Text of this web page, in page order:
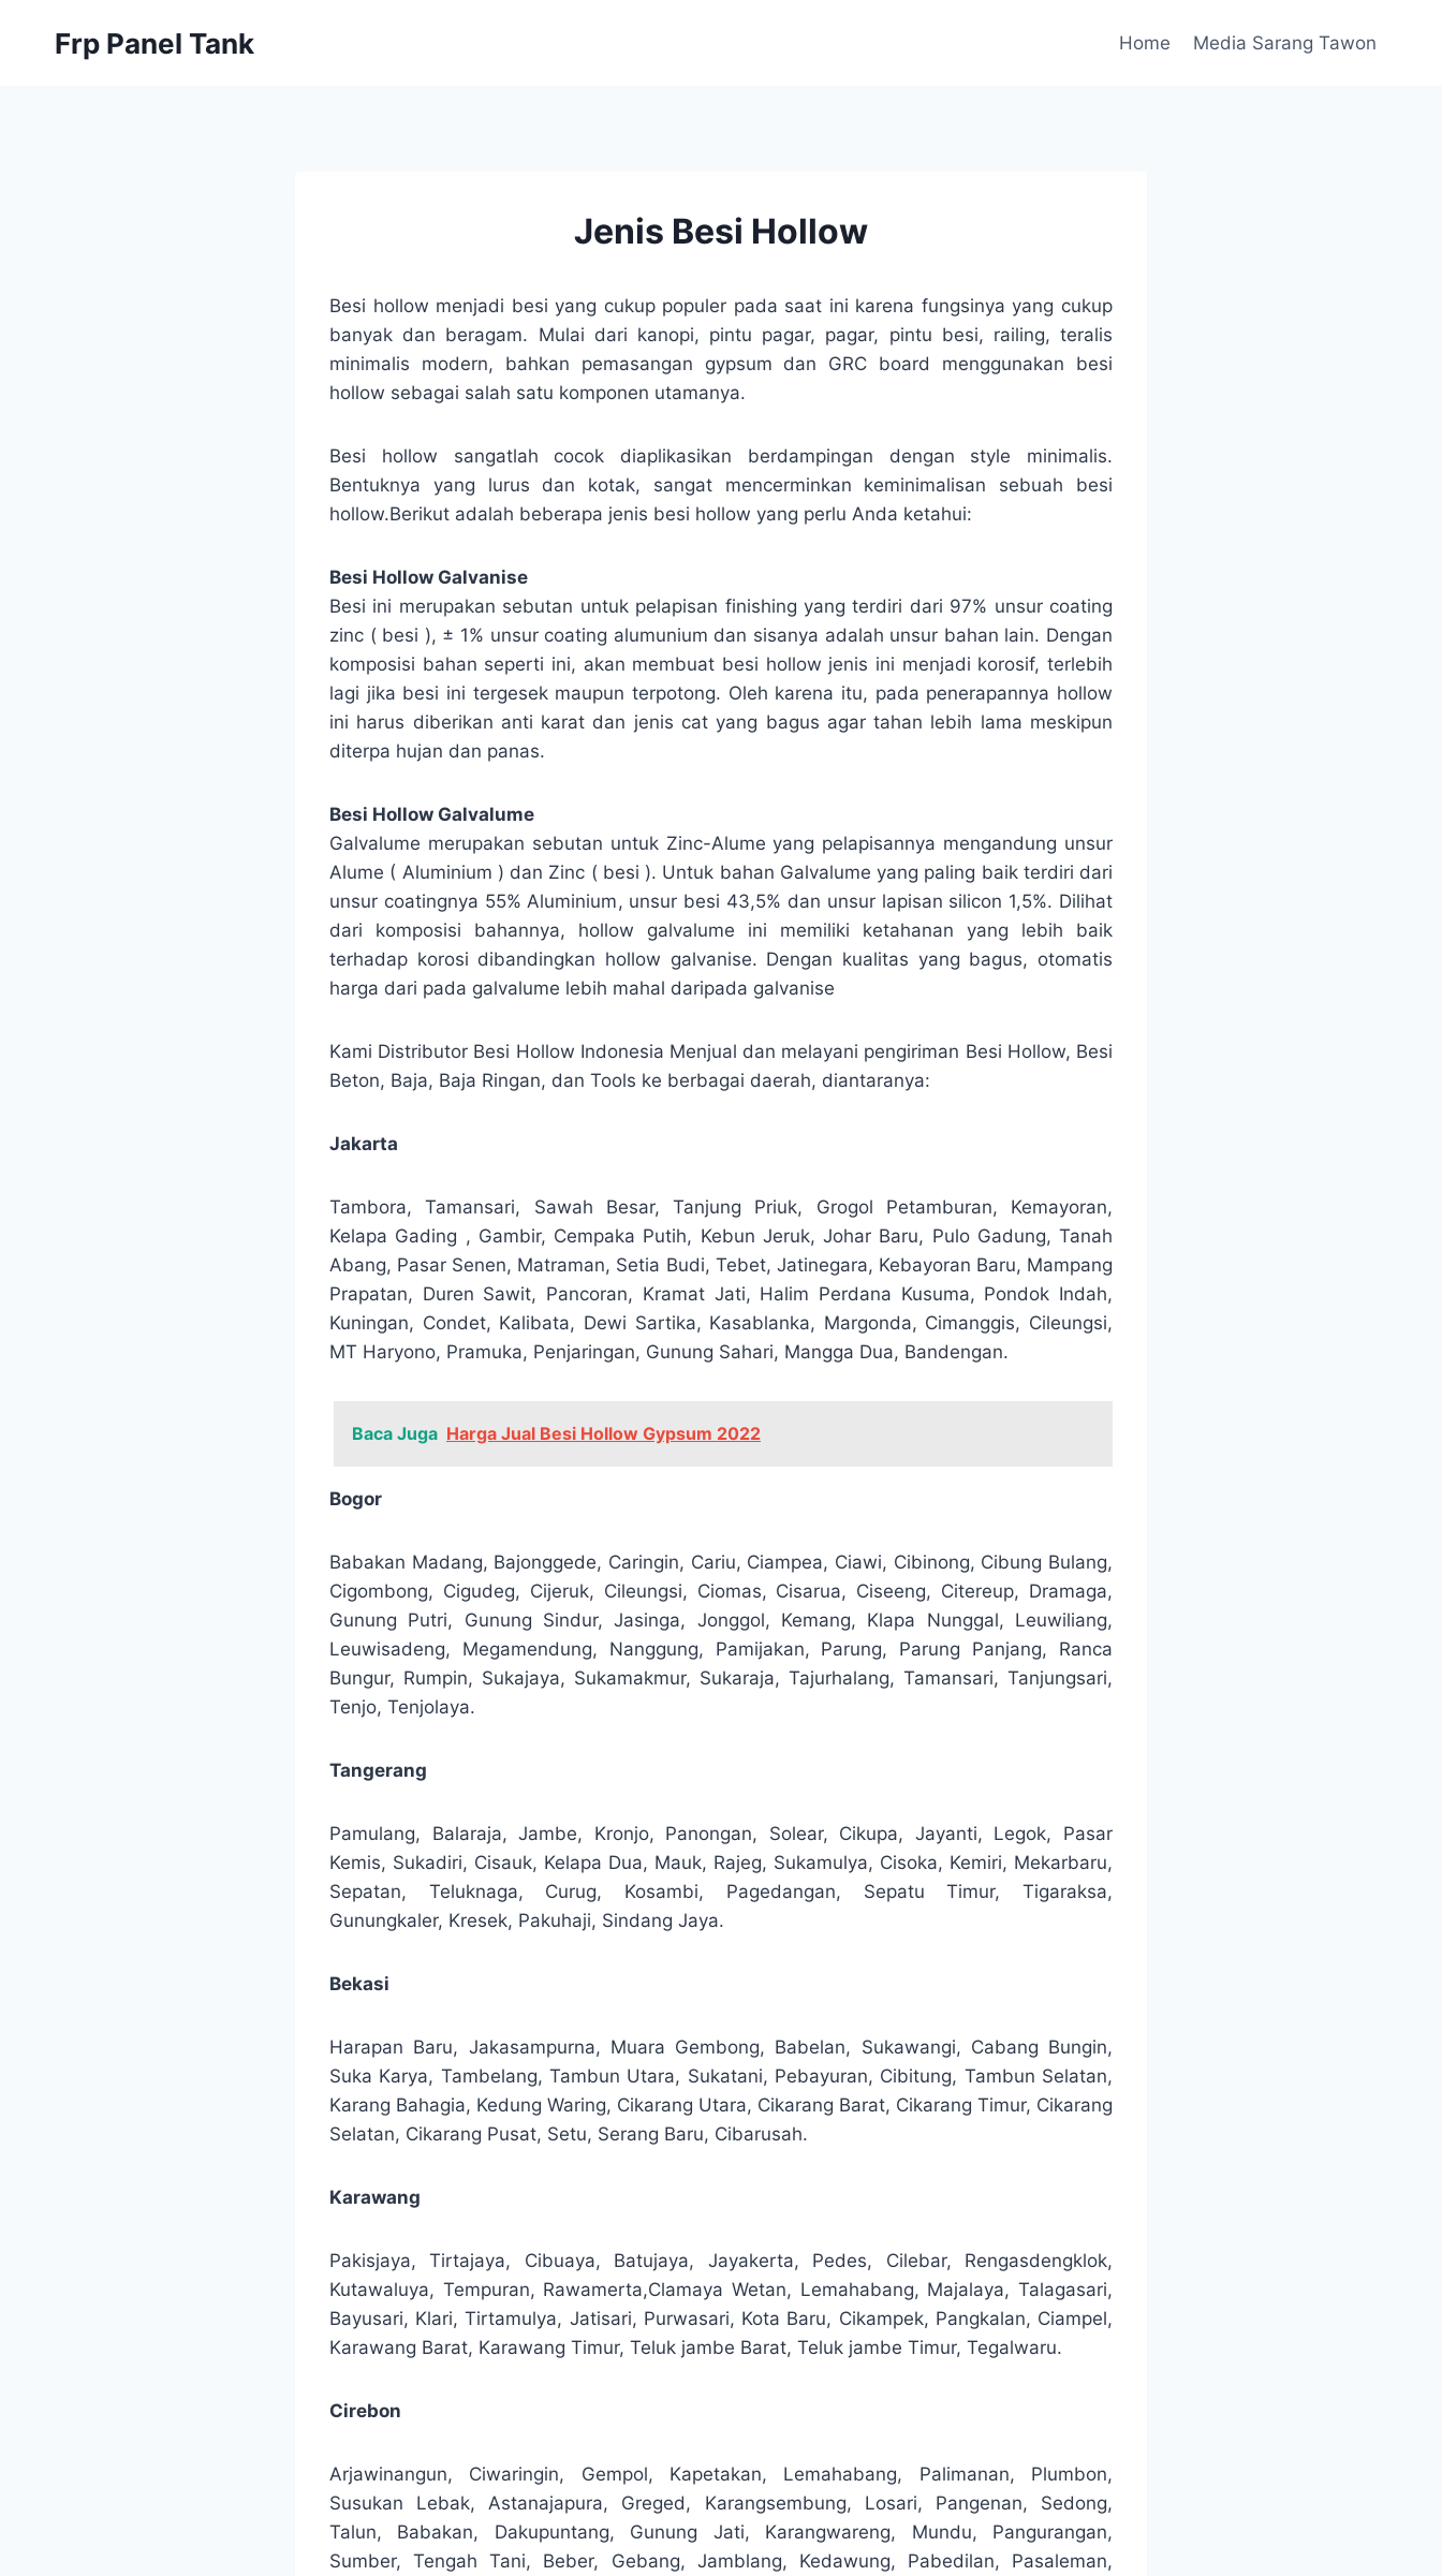
Frp Panel Tank Home Media Sarang Tawon
Jenis Besi Hollow
Besi hollow menjadi besi yang cukup populer pada saat ini karena fungsinya yang cukup
banyak dan beragam. Mulai dari kanopi, pintu pagar, pagar, pintu besi, railing, teralis
minimalis modern, bahkan pemasangan gypsum dan GRC board menggunakan besi
hollow sebagai salah satu komponen utamanya.
Besi hollow sangatlah cocok diaplikasikan berdampingan dengan style minimalis.
Bentuknya yang lurus dan kotak, sangat mencerminkan keminimalisan sebuah besi
hollow.Berikut adalah beberapa jenis besi hollow yang perlu Anda ketahui:
Besi Hollow Galvanise
Besi ini merupakan sebutan untuk pelapisan finishing yang terdiri dari 97% unsur coating
zinc ( besi ), ± 1% unsur coating alumunium dan sisanya adalah unsur bahan lain. Dengan
komposisi bahan seperti ini, akan membuat besi hollow jenis ini menjadi korosif, terlebih
lagi jika besi ini tergesek maupun terpotong. Oleh karena itu, pada penerapannya hollow
ini harus diberikan anti karat dan jenis cat yang bagus agar tahan lebih lama meskipun
diterpa hujan dan panas.
Besi Hollow Galvalume
Galvalume merupakan sebutan untuk Zinc-Alume yang pelapisannya mengandung unsur
Alume ( Aluminium ) dan Zinc ( besi ). Untuk bahan Galvalume yang paling baik terdiri dari
unsur coatingnya 55% Aluminium, unsur besi 43,5% dan unsur lapisan silicon 1,5%. Dilihat
dari komposisi bahannya, hollow galvalume ini memiliki ketahanan yang lebih baik
terhadap korosi dibandingkan hollow galvanise. Dengan kualitas yang bagus, otomatis
harga dari pada galvalume lebih mahal daripada galvanise
Kami Distributor Besi Hollow Indonesia Menjual dan melayani pengiriman Besi Hollow, Besi
Beton, Baja, Baja Ringan, dan Tools ke berbagai daerah, diantaranya:
Jakarta
Tambora, Tamansari, Sawah Besar, Tanjung Priuk, Grogol Petamburan, Kemayoran,
Kelapa Gading , Gambir, Cempaka Putih, Kebun Jeruk, Johar Baru, Pulo Gadung, Tanah
Abang, Pasar Senen, Matraman, Setia Budi, Tebet, Jatinegara, Kebayoran Baru, Mampang
Prapatan, Duren Sawit, Pancoran, Kramat Jati, Halim Perdana Kusuma, Pondok Indah,
Kuningan, Condet, Kalibata, Dewi Sartika, Kasablanka, Margonda, Cimanggis, Cileungsi,
MT Haryono, Pramuka, Penjaringan, Gunung Sahari, Mangga Dua, Bandengan.
Baca Juga Harga Jual Besi Hollow Gypsum 2022
Bogor
Babakan Madang, Bajonggede, Caringin, Cariu, Ciampea, Ciawi, Cibinong, Cibung Bulang,
Cigombong, Cigudeg, Cijeruk, Cileungsi, Ciomas, Cisarua, Ciseeng, Citereup, Dramaga,
Gunung Putri, Gunung Sindur, Jasinga, Jonggol, Kemang, Klapa Nunggal, Leuwiliang,
Leuwisadeng, Megamendung, Nanggung, Pamijakan, Parung, Parung Panjang, Ranca
Bungur, Rumpin, Sukajaya, Sukamakmur, Sukaraja, Tajurhalang, Tamansari, Tanjungsari,
Tenjo, Tenjolaya.
Tangerang
Pamulang, Balaraja, Jambe, Kronjo, Panongan, Solear, Cikupa, Jayanti, Legok, Pasar
Kemis, Sukadiri, Cisauk, Kelapa Dua, Mauk, Rajeg, Sukamulya, Cisoka, Kemiri, Mekarbaru,
Sepatan, Teluknaga, Curug, Kosambi, Pagedangan, Sepatu Timur, Tigaraksa,
Gunungkaler, Kresek, Pakuhaji, Sindang Jaya.
Bekasi
Harapan Baru, Jakasampurna, Muara Gembong, Babelan, Sukawangi, Cabang Bungin,
Suka Karya, Tambelang, Tambun Utara, Sukatani, Pebayuran, Cibitung, Tambun Selatan,
Karang Bahagia, Kedung Waring, Cikarang Utara, Cikarang Barat, Cikarang Timur, Cikarang
Selatan, Cikarang Pusat, Setu, Serang Baru, Cibarusah.
Karawang
Pakisjaya, Tirtajaya, Cibuaya, Batujaya, Jayakerta, Pedes, Cilebar, Rengasdengklok,
Kutawaluya, Tempuran, Rawamerta,Clamaya Wetan, Lemahabang, Majalaya, Talagasari,
Bayusari, Klari, Tirtamulya, Jatisari, Purwasari, Kota Baru, Cikampek, Pangkalan, Ciampel,
Karawang Barat, Karawang Timur, Teluk jambe Barat, Teluk jambe Timur, Tegalwaru.
Cirebon
Arjawinangun, Ciwaringin, Gempol, Kapetakan, Lemahabang, Palimanan, Plumbon,
Susukan Lebak, Astanajapura, Greged, Karangsembung, Losari, Pangenan, Sedong,
Talun, Babakan, Dakupuntang, Gunung Jati, Karangwareng, Mundu, Pangurangan,
Sumber, Tengah Tani, Beber, Gebang, Jamblang, Kedawung, Pabedilan, Pasaleman,